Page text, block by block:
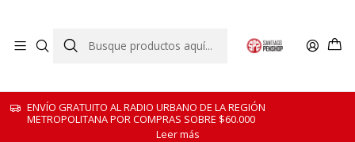
ENVÍO GRATUITO AL RADIO URBANO DE LA REGIÓN
METROPOLITANA POR COMPRAS SOBRE $60.000
Leer más